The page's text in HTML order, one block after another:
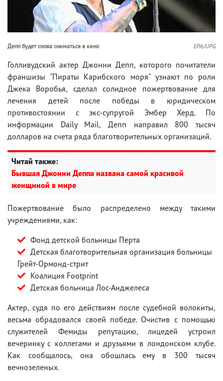
Депп будет снова сниматься в кино EPA/UPG
Голливудский актер Джонни Депп, которого почитатели
франшизы "Пираты Карибского моря" узнают по роли
Джека Воробья, сделал солидное пожертвование для
лечения детей после победы в юридическом
противостоянии с экс-супругой Эмбер Херд. По
информации Daily Mail, Депп направил 800 тысяч
долларов на счета ряда благотворительных организаций.
Читай также:
Бывшая Джонни Деппа названа самой красивой
женщиной в мире
Пожертвование было распределено между такими
учреждениями, как:
Фонд детской больницы Перта
Детская благотворительная организация больницы
Грейт-Ормонд-стрит
Коалиция Footprint
Детская больница Лос-Анджелеса
Актер, судя по его действиям после судебной волокиты,
весьма обрадовался своей победе. Очистив с помощью
служителей Фемиды репутацию, лицедей устроил
вечеринку с коллегами и друзьями в лондонском клубе.
Как сообщалось, она обошлась ему в 300 тысяч
вечнозеленых.